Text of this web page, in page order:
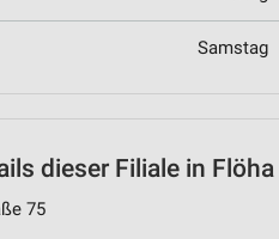
Samstag
dieser Filiale in Flöha
75